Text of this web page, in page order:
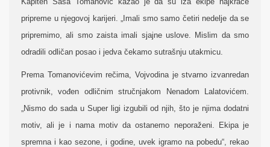
pripreme u njegovoj karijeri. „Imali smo samo četiri nedelje da se
pripremimo, ali smo zaista imali sjajne uslove. Mislim da smo
odradili odličan posao i jedva čekamo sutrašnju utakmicu.
Prema Tomanovićevim rečima, Vojvodina je stvarno izvanredan
protivnik, vođen odličnim stručnjakom Nenadom Lalatovićem.
„Nismo do sada u Super ligi izgubili od njih, što je njima dodatni
motiv, ali je i nama motiv da ostanemo neporaženi. Ekipa je
spremna i kao sezone, i godine, uvek igramo na pobedu“, rekao